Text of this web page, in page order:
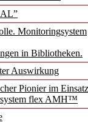
Monitoringsystem
in Bibliotheken.
Auswirkung
Pionier im
flex AMH™
von